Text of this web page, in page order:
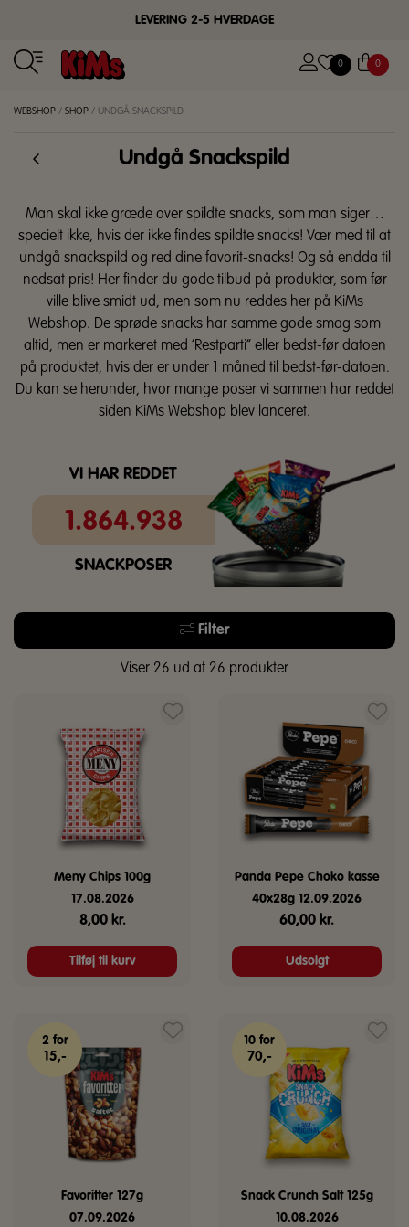
LEVERING 2-5 HVERDAGE
0 0
WEBSHOP / SHOP / UNDGÅ SNACKSPILD
Undgå Snackspild
Man skal ikke græde over spildte snacks, som man siger…
specielt ikke, hvis der ikke findes spildte snacks! Vær med til at
undgå snackspild og red dine favorit-snacks! Og så endda til
nedsat pris! Her finder du gode tilbud på produkter, som før
ville blive smidt ud, men som nu reddes her på KiMs
Webshop. De sprøde snacks har samme gode smag som
altid, men er markeret med ‘Restparti” eller bedst-før datoen
på produktet, hvis der er under 1 måned til bedst-før-datoen.
Du kan se herunder, hvor mange poser vi sammen har reddet
siden KiMs Webshop blev lanceret.
VI HAR REDDET
1.864.938
SNACKPOSER
Filter
Viser 26 ud af 26 produkter
Meny Chips 100g
17.08.2026
8,00 kr.
Tilføj til kurv
Panda Pepe Choko kasse
40x28g 12.09.2026
60,00 kr.
Udsolgt
2 for
15,-
Favoritter 127g
07.09.2026
10 for
70,-
Snack Crunch Salt 125g
10.08.2026